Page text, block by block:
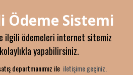
Ödeme Sistemi
ilgili ödemeleri internet sitemiz
yapabilirsiniz.
departmanımız ile iletişime geçiniz.